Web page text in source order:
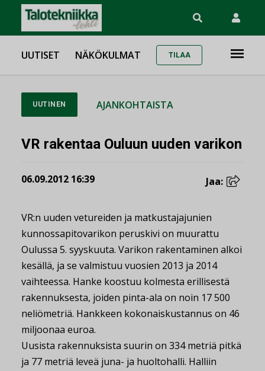
UUTISET NÄKÖKULMAT TILAA
UUTINEN AJANKOHTAISTA
VR rakentaa Ouluun uuden varikon
06.09.2012 16:39 Jaa:
VR:n uuden vetureiden ja matkustajajunien
kunnossapitovarikon peruskivi on muurattu
Oulussa 5. syyskuuta. Varikon rakentaminen alkoi
kesällä, ja se valmistuu vuosien 2013 ja 2014
vaihteessa. Hanke koostuu kolmesta erillisestä
rakennuksesta, joiden pinta-ala on noin 17 500
neliömetriä. Hankkeen kokonaiskustannus on 46
miljoonaa euroa.
Uusista rakennuksista suurin on 334 metriä pitkä
ja 77 metriä leveä juna- ja huoltohalli. Halliin